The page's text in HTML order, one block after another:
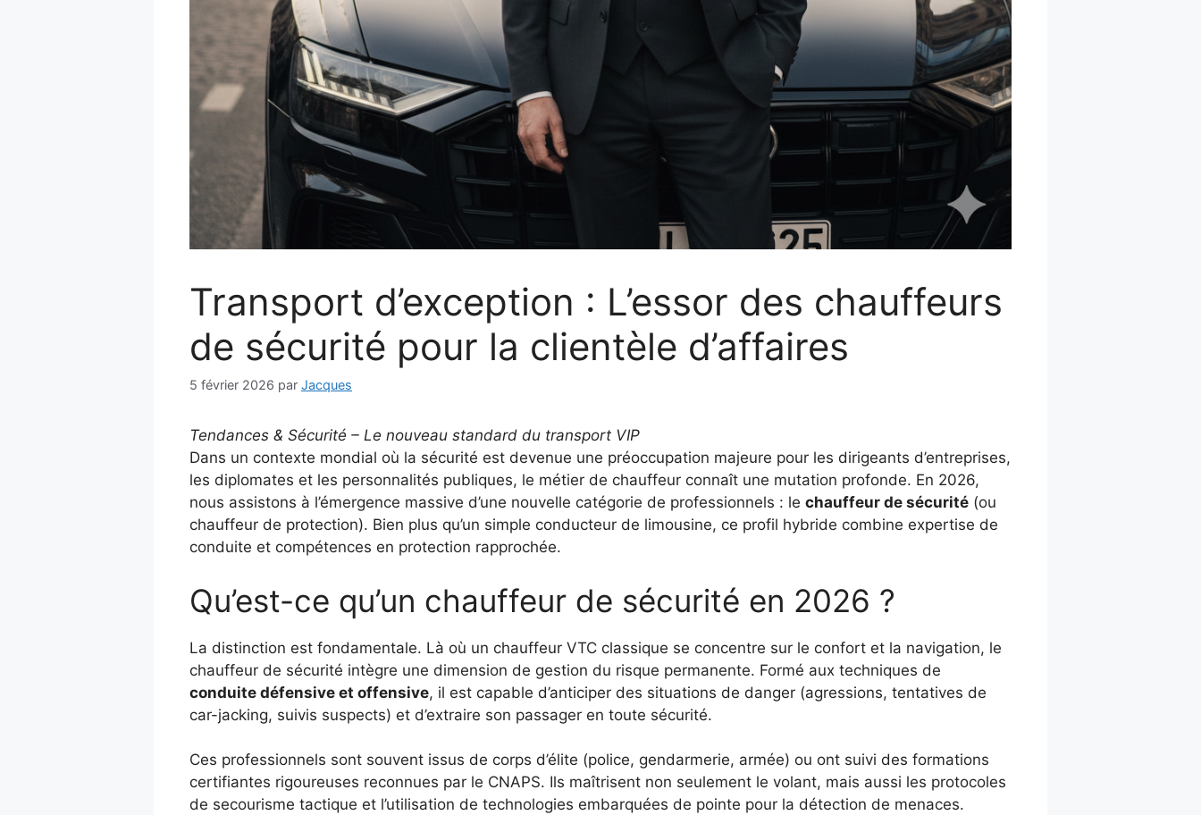
Transport d’exception : L’essor des chauffeurs
de sécurité pour la clientèle d’affaires
5 février 2026 par Jacques
Tendances & Sécurité – Le nouveau standard du transport VIP
Dans un contexte mondial où la sécurité est devenue une préoccupation majeure pour les dirigeants d’entreprises,
les diplomates et les personnalités publiques, le métier de chauffeur connaît une mutation profonde. En 2026,
nous assistons à l’émergence massive d’une nouvelle catégorie de professionnels : le chauffeur de sécurité (ou
chauffeur de protection). Bien plus qu’un simple conducteur de limousine, ce profil hybride combine expertise de
conduite et compétences en protection rapprochée.
Qu’est-ce qu’un chauffeur de sécurité en 2026 ?
La distinction est fondamentale. Là où un chauffeur VTC classique se concentre sur le confort et la navigation, le
chauffeur de sécurité intègre une dimension de gestion du risque permanente. Formé aux techniques de
conduite défensive et offensive, il est capable d’anticiper des situations de danger (agressions, tentatives de
car-jacking, suivis suspects) et d’extraire son passager en toute sécurité.
Ces professionnels sont souvent issus de corps d’élite (police, gendarmerie, armée) ou ont suivi des formations
certifiantes rigoureuses reconnues par le CNAPS. Ils maîtrisent non seulement le volant, mais aussi les protocoles
de secourisme tactique et l’utilisation de technologies embarquées de pointe pour la détection de menaces.